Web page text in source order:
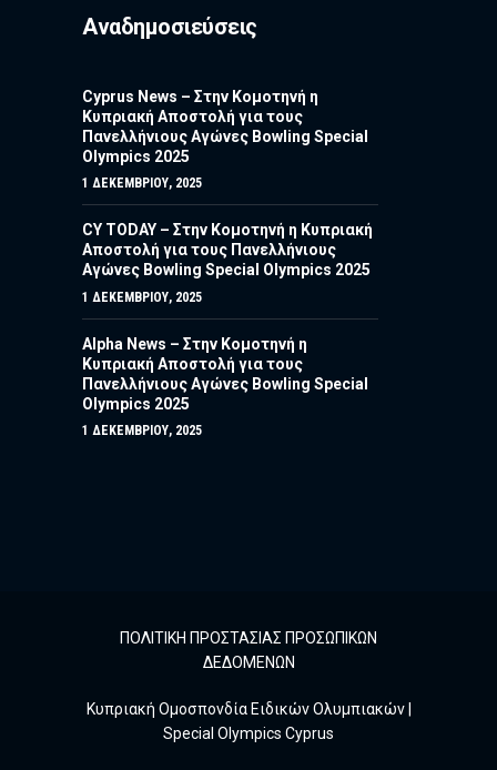
Αναδημοσιεύσεις
Cyprus News – Στην Κομοτηνή η
Κυπριακή Αποστολή για τους
Πανελλήνιους Αγώνες Bowling Special
Olympics 2025
1 ΔΕΚΕΜΒΡΊΟΥ, 2025
CY TODAY – Στην Κομοτηνή η Κυπριακή
Αποστολή για τους Πανελλήνιους
Αγώνες Bowling Special Olympics 2025
1 ΔΕΚΕΜΒΡΊΟΥ, 2025
Alpha News – Στην Κομοτηνή η
Κυπριακή Αποστολή για τους
Πανελλήνιους Αγώνες Bowling Special
Olympics 2025
1 ΔΕΚΕΜΒΡΊΟΥ, 2025
ΠΟΛΙΤΙΚΗ ΠΡΟΣΤΑΣΙΑΣ ΠΡΟΣΩΠΙΚΩΝ
ΔΕΔΟΜΕΝΩΝ
Κυπριακή Ομοσπονδία Ειδικών Ολυμπιακών |
Special Olympics Cyprus